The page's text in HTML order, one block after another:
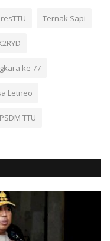
Ternak Sapi
ke 77
Letneo
TTU